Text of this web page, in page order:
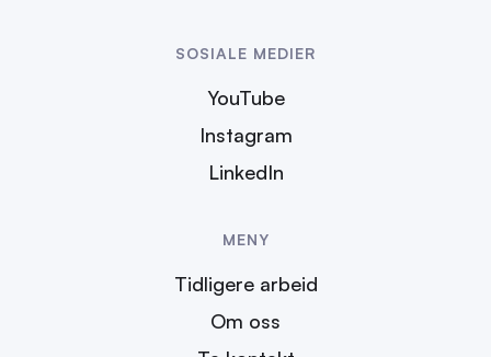
SOSIALE MEDIER
YouTube
Instagram
LinkedIn
MENY
Tidligere arbeid
Om oss